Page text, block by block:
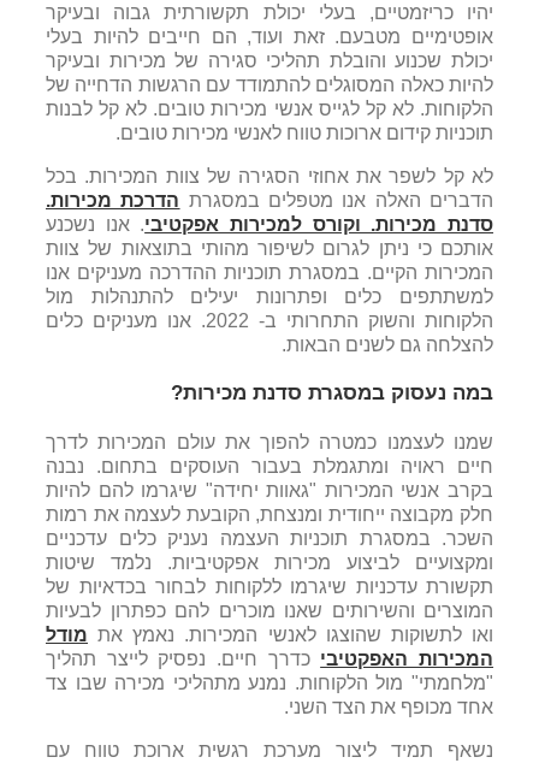
יהיו כריזמטיים, בעלי יכולת תקשורתית גבוה ובעיקר
אופטימיים מטבעם. זאת ועוד, הם חייבים להיות בעלי
יכולת שכנוע והובלת תהליכי סגירה של מכירות ובעיקר
להיות כאלה המסוגלים להתמודד עם הרגשות הדחייה של
הלקוחות. לא קל לגייס אנשי מכירות טובים. לא קל לבנות
תוכניות קידום ארוכות טווח לאנשי מכירות טובים.
לא קל לשפר את אחוזי הסגירה של צוות המכירות. בכל
הדברים האלה אנו מטפלים במסגרת הדרכת מכירות.
סדנת מכירות. וקורס למכירות אפקטיבי. אנו נשכנע
אותכם כי ניתן לגרום לשיפור מהותי בתוצאות של צוות
המכירות הקיים. במסגרת תוכניות ההדרכה מעניקים אנו
למשתתפים כלים ופתרונות יעילים להתנהלות מול
הלקוחות והשוק התחרותי ב- 2022. אנו מעניקים כלים
להצלחה גם לשנים הבאות.
במה נעסוק במסגרת סדנת מכירות?
שמנו לעצמנו כמטרה להפוך את עולם המכירות לדרך
חיים ראויה ומתגמלת בעבור העוסקים בתחום. נבנה
בקרב אנשי המכירות "גאוות יחידה" שיגרמו להם להיות
חלק מקבוצה ייחודית ומנצחת, הקובעת לעצמה את רמות
השכר. במסגרת תוכניות העצמה נעניק כלים עדכניים
ומקצועיים לביצוע מכירות אפקטיביות. נלמד שיטות
תקשורת עדכניות שיגרמו ללקוחות לבחור בכדאיות של
המוצרים והשירותים שאנו מוכרים להם כפתרון לבעיות
ואו לתשוקות שהוצגו לאנשי המכירות. נאמץ את מודל
המכירות האפקטיבי כדרך חיים. נפסיק לייצר תהליך
"מלחמתי" מול הלקוחות. נמנע מתהליכי מכירה שבו צד
אחד מכופף את הצד השני.
נשאף תמיד ליצור מערכת רגשית ארוכת טווח עם